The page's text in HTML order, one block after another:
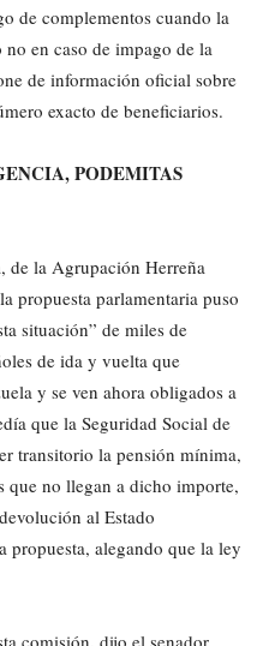
de complementos cuando la
en caso de impago de la
de información oficial sobre
exacto de beneficiarios.
PODEMITAS
de la Agrupación Herreña
propuesta parlamentaria puso
situación” de miles de
de ida y vuelta que
y se ven ahora obligados a
que la Seguridad Social de
transitorio la pensión mínima,
que no llegan a dicho importe,
al Estado
propuesta, alegando que la ley
comisión, dijo el senador